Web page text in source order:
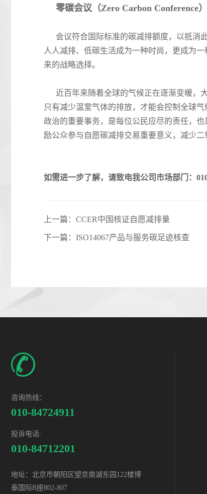
零碳会议（Zero Carbon Conference）
会议符合国际标准的碳减排额度，以抵消此
人人减排、低碳生活成为一种时尚，更成为
来的战略选择。
近百年来随着全球的气候正在逐渐变暖，大
只有减少温室气体的排放，才能会控制全球
政治的重要事务，是每位公民应尽的责任，
励公众参与自愿碳减排交易重要意义，减少
如需进一步了解，请致电我公司市场部门：
上一篇： CCER中国核证自愿减排量
下一篇： ISO14067产品与服务碳足迹核查
咨询热线：
010-84724911
投诉电话:
010-84712201
地址：北京市朝阳区望京南湖东园122楼博
泰国际B座802-807